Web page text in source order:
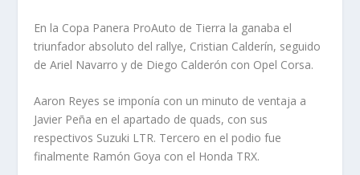
En la Copa Panera ProAuto de Tierra la ganaba el
triunfador absoluto del rallye, Cristian Calderín, seguido
de Ariel Navarro y de Diego Calderón con Opel Corsa.
Aaron Reyes se imponía con un minuto de ventaja a
Javier Peña en el apartado de quads, con sus
respectivos Suzuki LTR. Tercero en el podio fue
finalmente Ramón Goya con el Honda TRX.